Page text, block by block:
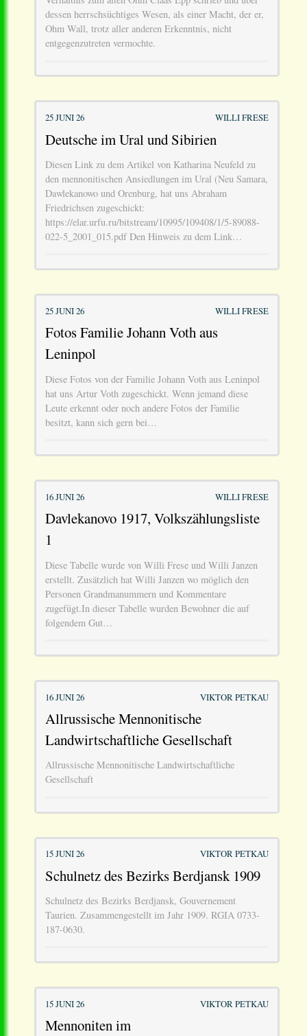
dessen herrschsüchtiges Wesen, als einer Macht, der er,
Ohm Wall, trotz aller anderen Erkenntnis, nicht
entgegenzutreten vermochte.
25 JUNI 26 WILLI FRESE
Deutsche im Ural und Sibirien
Diesen Link zu dem Artikel von Katharina Neufeld zu
den mennonitischen Ansiedlungen im Ural (Neu Samara,
Dawlekanowo und Orenburg, hat uns Abraham
Friedrichsen zugeschickt:
https://elar.urfu.ru/bitstream/10995/109408/1/5-89088-
022-5_2001_015.pdf Den Hinweis zu dem Link…
25 JUNI 26 WILLI FRESE
Fotos Familie Johann Voth aus
Leninpol
Diese Fotos von der Familie Johann Voth aus Leninpol
hat uns Artur Voth zugeschickt. Wenn jemand diese
Leute erkennt oder noch andere Fotos der Familie
besitzt, kann sich gern bei…
16 JUNI 26 WILLI FRESE
Davlekanovo 1917, Volkszählungsliste
1
Diese Tabelle wurde von Willi Frese und Willi Janzen
erstellt. Zusätzlich hat Willi Janzen wo möglich den
Personen Grandmanummern und Kommentare
zugefügt.In dieser Tabelle wurden Bewohner die auf
folgendem Gut…
16 JUNI 26 VIKTOR PETKAU
Allrussische Mennonitische
Landwirtschaftliche Gesellschaft
Allrussische Mennonitische Landwirtschaftliche
Gesellschaft
15 JUNI 26 VIKTOR PETKAU
Schulnetz des Bezirks Berdjansk 1909
Schulnetz des Bezirks Berdjansk, Gouvernement
Taurien. Zusammengestellt im Jahr 1909. RGIA 0733-
187-0630.
15 JUNI 26 VIKTOR PETKAU
Mennoniten im